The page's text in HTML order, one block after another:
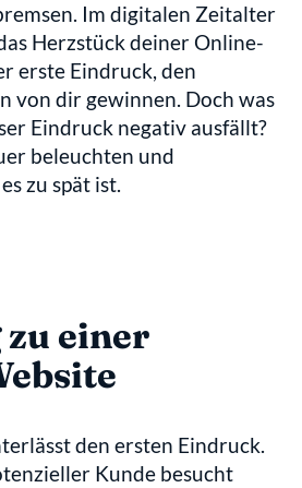
Im digitalen Zeitalter
Herzstück deiner Online-
erste Eindruck, den
von dir gewinnen. Doch was
Eindruck negativ ausfällt?
beleuchten und
zu spät ist.
zu einer
den ersten Eindruck.
Kunde besucht